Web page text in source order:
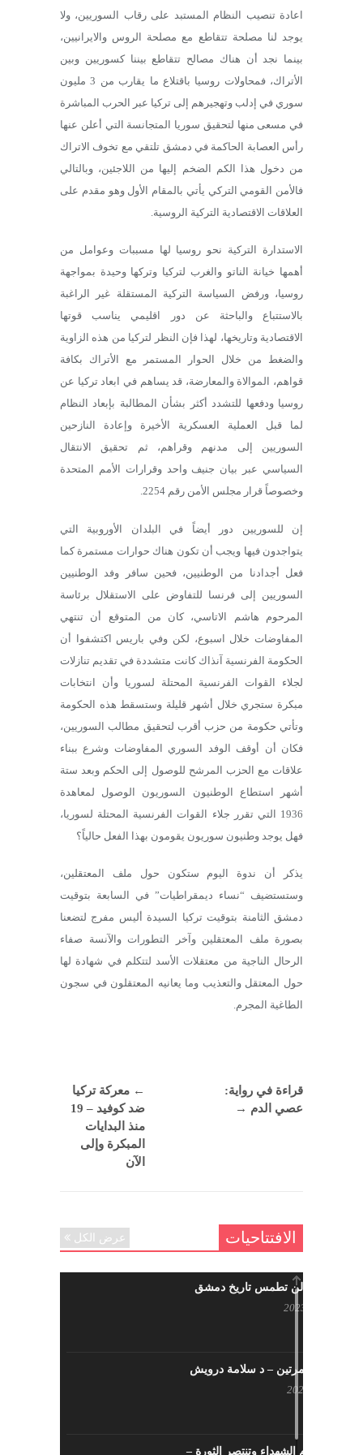
اعادة تنصيب النظام المستبد على رقاب السوريين، ولا
يوجد لنا مصلحة تتقاطع مع مصلحة الروس والايرانيين،
بينما نجد أن هناك مصالح تتقاطع بيننا كسوريين وبين
الأتراك، فمحاولات روسيا باقتلاع ما يقارب من 3 مليون
سوري في إدلب وتهجيرهم إلى تركيا عبر الحرب المباشرة
في مسعى منها لتحقيق سوريا المتجانسة التي أعلن عنها
رأس العصابة الحاكمة في دمشق تلتقي مع تخوف الاتراك
من دخول هذا الكم الضخم إليها من اللاجئين، وبالتالي
فالأمن القومي التركي يأتي بالمقام الأول وهو مقدم على
العلاقات الاقتصادية التركية الروسية.
الاستدارة التركية نحو روسيا لها مسببات وعوامل من
أهمها خيانة الناتو والغرب لتركيا وتركها وحيدة بمواجهة
روسيا، ورفض السياسة التركية المستقلة غير الراغبة
بالاستتباع والباحثة عن دور اقليمي يناسب قوتها
الاقتصادية وتاريخها، لهذا فإن النظر لتركيا من هذه الزاوية
والضغط من خلال الحوار المستمر مع الأتراك بكافة
قواهم، الموالاة والمعارضة، قد يساهم في ابعاد تركيا عن
روسيا ودفعها للتشدد أكثر بشأن المطالبة بإبعاد النظام
لما قبل العملية العسكرية الأخيرة وإعادة النازحين
السوريين إلى مدنهم وقراهم، ثم تحقيق الانتقال
السياسي عبر بيان جنيف واحد وقرارات الأمم المتحدة
وخصوصاً قرار مجلس الأمن رقم 2254.
إن للسوريين دور أيضاً في البلدان الأوروبية التي
يتواجدون فيها ويجب أن تكون هناك حوارات مستمرة كما
فعل أجدادنا من الوطنيين، فحين سافر وفد الوطنيين
السوريين إلى فرنسا للتفاوض على الاستقلال برئاسة
المرحوم هاشم الاتاسي، كان من المتوقع أن تنتهي
المفاوضات خلال اسبوع، لكن وفي باريس اكتشفوا أن
الحكومة الفرنسية آنذاك كانت متشددة في تقديم تنازلات
لجلاء القوات الفرنسية المحتلة لسوريا وأن انتخابات
مبكرة ستجري خلال أشهر قليلة وستسقط هذه الحكومة
وتأتي حكومة من حزب أقرب لتحقيق مطالب السوريين،
فكان أن أوقف الوفد السوري المفاوضات وشرع ببناء
علاقات مع الحزب المرشح للوصول إلى الحكم وبعد ستة
أشهر استطاع الوطنيون السوريون الوصول لمعاهدة
1936 التي تقرر جلاء القوات الفرنسية المحتلة لسوريا،
فهل يوجد وطنيون سوريون يقومون بهذا الفعل حالياً؟
يذكر أن ندوة اليوم ستكون حول ملف المعتقلين،
وستستضيف “نساء ديمقراطيات” في السابعة بتوقيت
دمشق الثامنة بتوقيت تركيا السيدة أليس مفرج لتضعنا
بصورة ملف المعتقلين وآخر التطورات والآنسة صفاء
الرحال الناجية من معتقلات الأسد لتتكلم في شهادة لها
حول المعتقل والتعذيب وما يعانيه المعتقلون في سجون
الطاغية المجرم.
← معركة تركيا
ضد كوفيد – 19
منذ البدايات
المبكرة وإلى
الآن
قراءة في رواية:
عصي الدم →
الافتتاحيات عرض الكل
حرائقكم لن تطمس تاريخ دمشق
لا تقتلونا مرتين – د سلامة درويش
سيزهر دم الشهداء وتنتصر الثورة –